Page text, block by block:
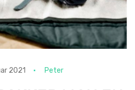
2021 Peter